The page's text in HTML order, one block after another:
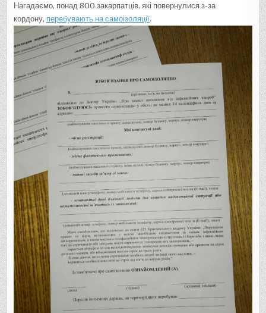
Нагадаємо, понад 800 закарпатців, які повернулися з-за
кордону, перебувають на самоізоляції.